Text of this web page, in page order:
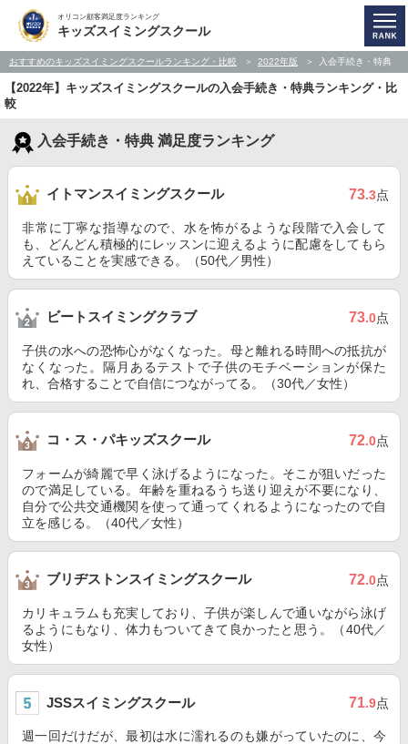
オリコン顧客満足度ランキング
キッズスイミングスクール
おすすめのキッズスイミングスクールランキング・比較 2022年版 入会手続き・特典
【2022年】キッズスイミングスクールの入会手続き・特典ランキング・比
較
入会手続き・特典 満足度ランキング
イトマンスイミングスクール 73.3点
非常に丁寧な指導なので、水を怖がるような段階で入会して
も、どんどん積極的にレッスンに迎えるように配慮をしてもら
えていることを実感できる。（50代／男性）
ビートスイミングクラブ 73.0点
子供の水への恐怖心がなくなった。母と離れる時間への抵抗が
なくなった。隔月あるテストで子供のモチベーションが保た
れ、合格することで自信につながってる。（30代／女性）
コ・ス・パキッズスクール 72.0点
フォームが綺麗で早く泳げるようになった。そこが狙いだった
ので満足している。年齢を重ねるうち送り迎えが不要になり、
自分で公共交通機関を使って通ってくれるようになったので自
立を感じる。（40代／女性）
ブリヂストンスイミングスクール 72.0点
カリキュラムも充実しており、子供が楽しんで通いながら泳げ
るようにもなり、体力もついてきて良かったと思う。（40代／
女性）
JSSスイミングスクール 71.9点
週一回だけだが、最初は水に濡れるのも嫌がっていたのに、今